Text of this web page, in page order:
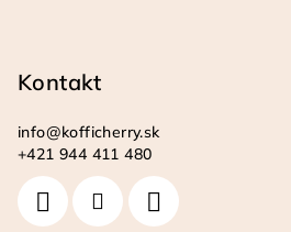
Kontakt
info@kofficherry.sk
+421 944 411 480